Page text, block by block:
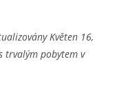
Květen 16,
trvalým pobytem v